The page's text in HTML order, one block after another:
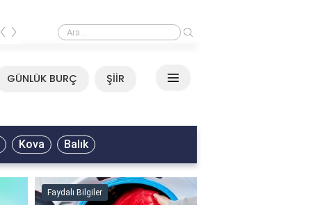
Mirkelam - Tavla Sözleri
‹ ›
GÜNLÜK BURÇ ŞİİR
Kova Balık
Faydalı Bilgiler